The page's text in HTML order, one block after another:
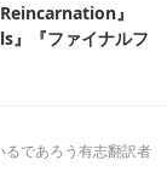
』
』『ファイナルフ
るであろう有志翻訳者